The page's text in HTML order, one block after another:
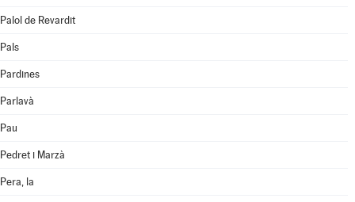
Palol de Revardit
Pals
Pardines
Parlavà
Pau
Pedret i Marzà
Pera, la